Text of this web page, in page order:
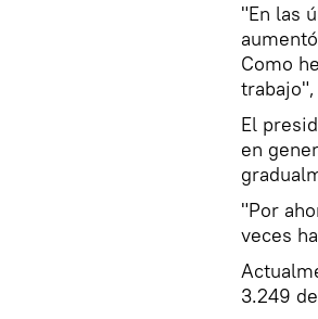
"En las
Como
El
en
"Por
veces
3.249